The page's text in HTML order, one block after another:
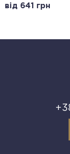
від 641 грн